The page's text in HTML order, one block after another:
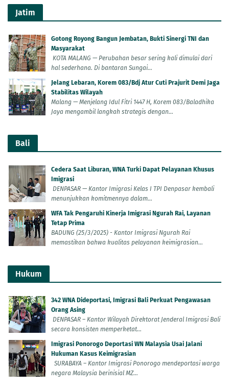
Jatim
Gotong Royong Bangun Jembatan, Bukti Sinergi TNI dan
Masyarakat
KOTA MALANG — Perubahan besar sering kali dimulai dari
hal sederhana. Di bantaran Sungai...
Jelang Lebaran, Korem 083/Bdj Atur Cuti Prajurit Demi Jaga
Stabilitas Wilayah
Malang — Menjelang Idul Fitri 1447 H, Korem 083/Baladhika
Jaya mengambil langkah strategis dengan...
Bali
Cedera Saat Liburan, WNA Turki Dapat Pelayanan Khusus
Imigrasi
DENPASAR — Kantor Imigrasi Kelas I TPI Denpasar kembali
menunjukkan komitmennya dalam...
WFA Tak Pengaruhi Kinerja Imigrasi Ngurah Rai, Layanan
Tetap Prima
BADUNG (25/3/2025) - Kantor Imigrasi Ngurah Rai
memastikan bahwa kualitas pelayanan keimigrasian...
Hukum
342 WNA Dideportasi, Imigrasi Bali Perkuat Pengawasan
Orang Asing
DENPASAR – Kantor Wilayah Direktorat Jenderal Imigrasi Bali
secara konsisten memperketat...
Imigrasi Ponorogo Deportasi WN Malaysia Usai Jalani
Hukuman Kasus Keimigrasian
SURABAYA – Kantor Imigrasi Ponorogo mendeportasi warga
negara Malaysia berinisial MZ...